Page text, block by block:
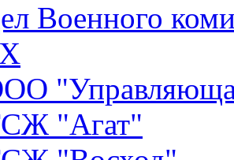
Военного
"Агат"